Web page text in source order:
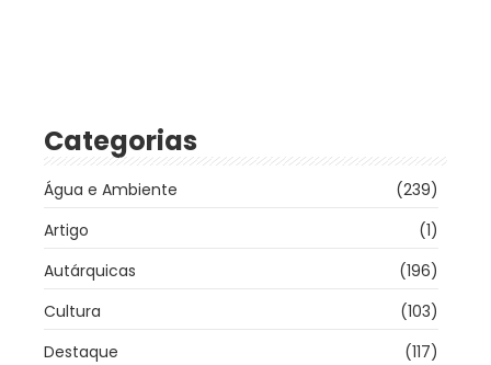
Categorias
Água e Ambiente
(239)
Artigo
(1)
Autárquicas
(196)
Cultura
(103)
Destaque
(117)